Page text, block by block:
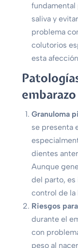
fundamental
saliva y
problema
colutorios
esta
embarazo
Granuloma
se presenta
dientes
Aunque
del parto, es
control de la
Riesgos
durante el
con
peso al